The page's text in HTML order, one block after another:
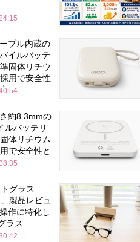
ブル内蔵の
イルバッテ
固体リチウ
用で安全性
約8.3mmの
ルバッテリ
体リチウム
で安全性と
グラス
」製品レビュ
作に特化し
ラス